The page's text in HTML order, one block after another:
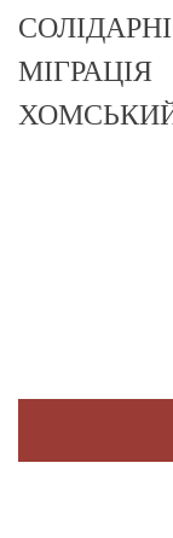
МІГРАЦІЯ